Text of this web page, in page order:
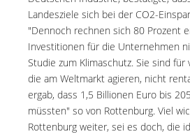
Landesziele sich bei der CO2-
"Dennoch rechnen sich 80 Prozent
Investitionen für die Unternehmen
Studie zum Klimaschutz. Sie sind
die am Weltmarkt agieren, nicht
ergab, dass 1,5 Billionen Euro bis
müssten" so von Rottenburg. Viel
Rottenburg weiter, sei es doch, die